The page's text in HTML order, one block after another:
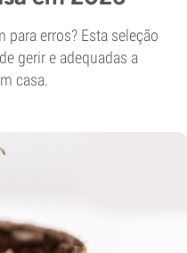
erros? Esta seleção
gerir e adequadas a
casa.